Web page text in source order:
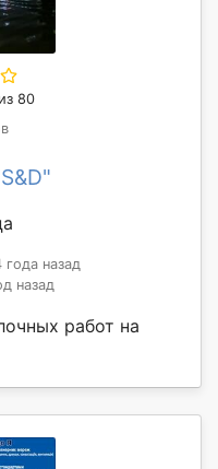
80
года назад
назад
работ на